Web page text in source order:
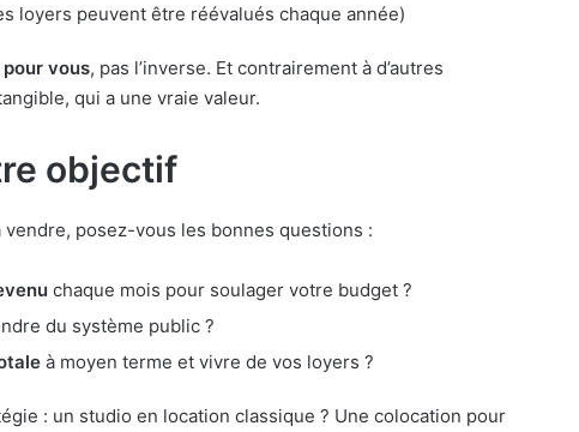
loyers peuvent être réévalués chaque année)
vous, pas l’inverse. Et contrairement à d’autres
qui a une vraie valeur.
objectif
posez-vous les bonnes questions :
chaque mois pour soulager votre budget ?
du système public ?
à moyen terme et vivre de vos loyers ?
: un studio en location classique ? Une colocation pour